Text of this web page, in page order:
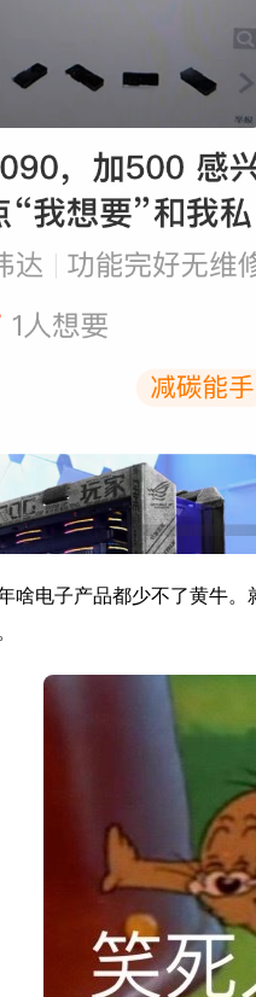
啥电子产品都少不了黄牛。